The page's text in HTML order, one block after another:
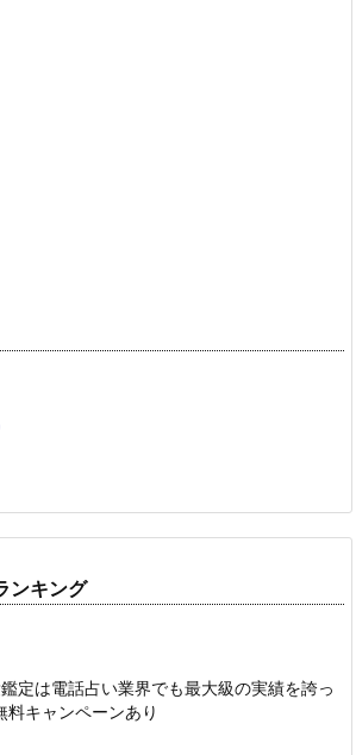
ンキング
定は電話占い業界でも最大級の実績を誇っ
料キャンペーンあり